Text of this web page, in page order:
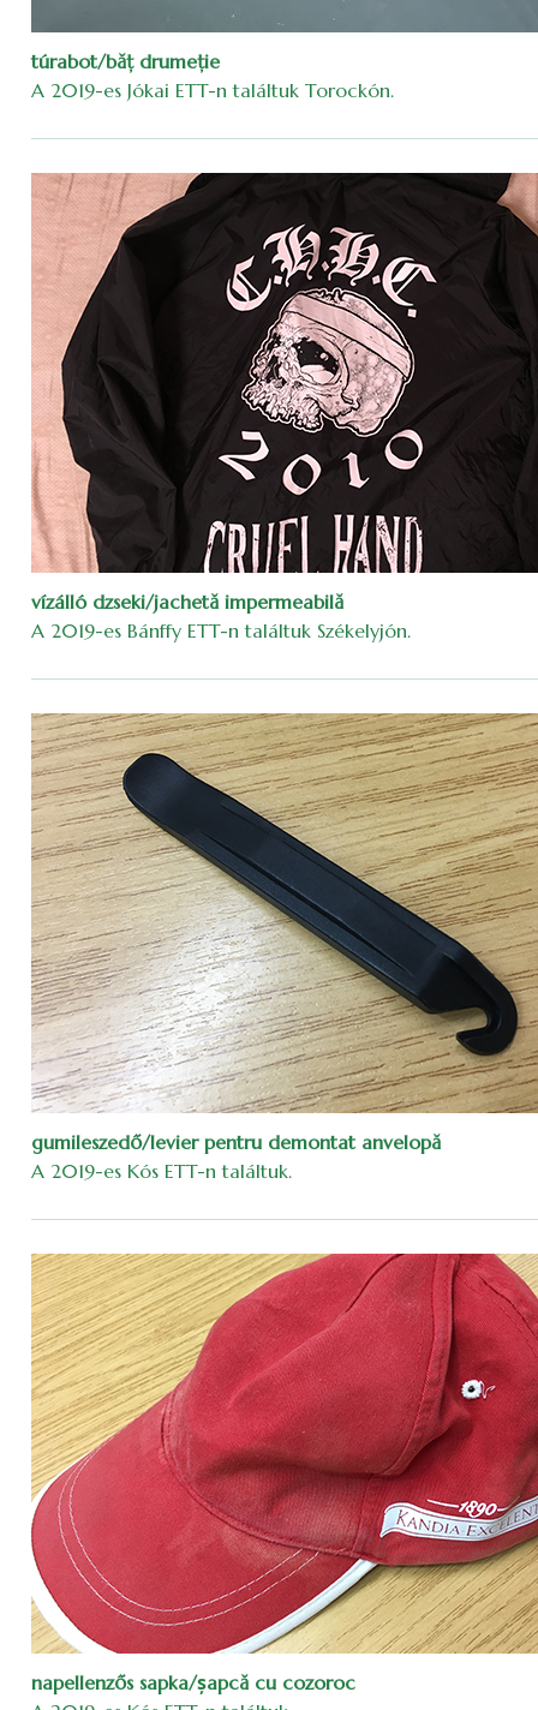
túrabot/băţ drumeţie
A 2019-es Jókai ETT-n találtuk Torockón.
vízálló dzseki/jachetă impermeabilă
A 2019-es Bánffy ETT-n találtuk Székelyjón.
gumileszedő/levier pentru demontat anvelopă
A 2019-es Kós ETT-n találtuk.
napellenzős sapka/șapcă cu cozoroc